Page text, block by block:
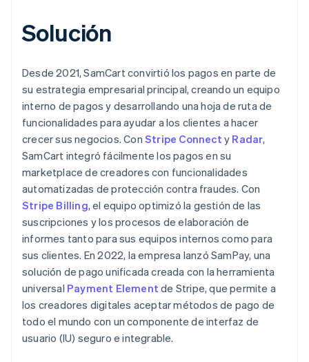
Solución
Desde 2021, SamCart convirtió los pagos en parte de
su estrategia empresarial principal, creando un equipo
interno de pagos y desarrollando una hoja de ruta de
funcionalidades para ayudar a los clientes a hacer
crecer sus negocios. Con Stripe Connect y Radar,
SamCart integró fácilmente los pagos en su
marketplace de creadores con funcionalidades
automatizadas de protección contra fraudes. Con
Stripe Billing, el equipo optimizó la gestión de las
suscripciones y los procesos de elaboración de
informes tanto para sus equipos internos como para
sus clientes. En 2022, la empresa lanzó SamPay, una
solución de pago unificada creada con la herramienta
universal Payment Element de Stripe, que permite a
los creadores digitales aceptar métodos de pago de
todo el mundo con un componente de interfaz de
usuario (IU) seguro e integrable.